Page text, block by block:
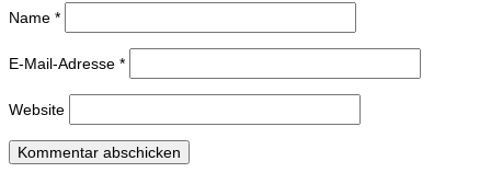
Name *
E-Mail-Adresse *
Website